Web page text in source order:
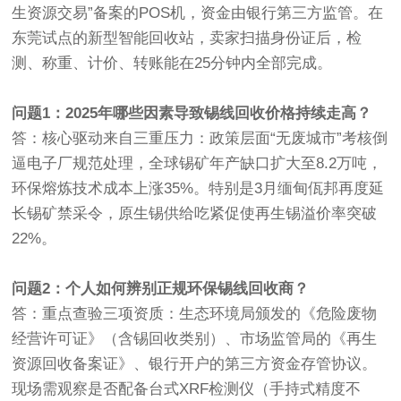
生资源交易”备案的POS机，资金由银行第三方监管。在
东莞试点的新型智能回收站，卖家扫描身份证后，检
测、称重、计价、转账能在25分钟内全部完成。
问题1：2025年哪些因素导致锡线回收价格持续走高？
答：核心驱动来自三重压力：政策层面“无废城市”考核倒
逼电子厂规范处理，全球锡矿年产缺口扩大至8.2万吨，
环保熔炼技术成本上涨35%。特别是3月缅甸佤邦再度延
长锡矿禁采令，原生锡供给吃紧促使再生锡溢价率突破
22%。
问题2：个人如何辨别正规环保锡线回收商？
答：重点查验三项资质：生态环境局颁发的《危险废物
经营许可证》（含锡回收类别）、市场监管局的《再生
资源回收备案证》、银行开户的第三方资金存管协议。
现场需观察是否配备台式XRF检测仪（手持式精度不